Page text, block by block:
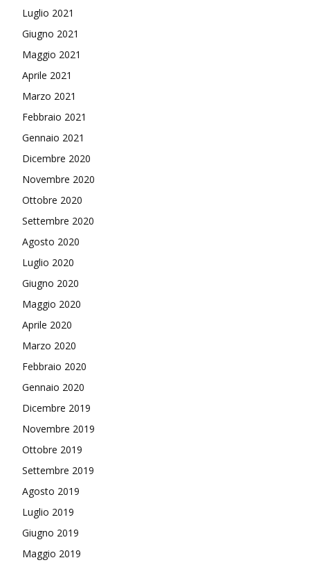
Luglio 2021
Giugno 2021
Maggio 2021
Aprile 2021
Marzo 2021
Febbraio 2021
Gennaio 2021
Dicembre 2020
Novembre 2020
Ottobre 2020
Settembre 2020
Agosto 2020
Luglio 2020
Giugno 2020
Maggio 2020
Aprile 2020
Marzo 2020
Febbraio 2020
Gennaio 2020
Dicembre 2019
Novembre 2019
Ottobre 2019
Settembre 2019
Agosto 2019
Luglio 2019
Giugno 2019
Maggio 2019